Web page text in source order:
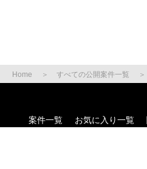
Home すべての公開案件一覧
案件一覧 お気に入り一覧